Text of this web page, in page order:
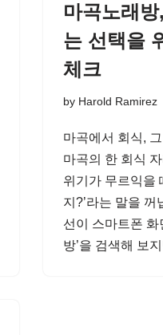
마곡노래
는 선택을
체크
by Harold Ramirez
마곡에서 회식,
마곡의 한 회식
위기가 무르익을
지?’라는 말을 꺼
선이 스마트폰 화
방’을 검색해 보